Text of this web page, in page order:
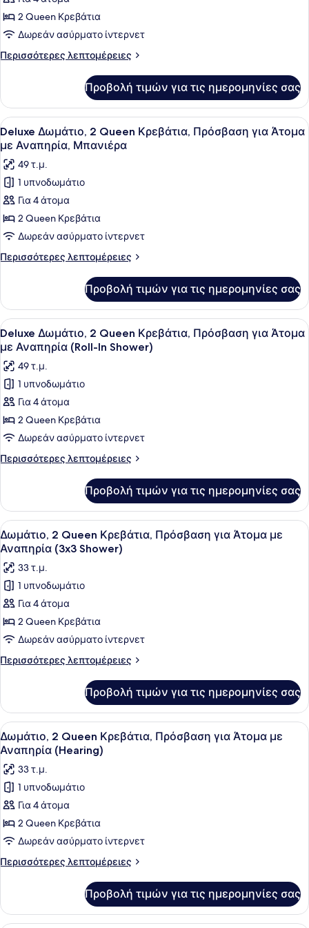
Deluxe
Δωμάτιο,
2
Queen
Καπνιστών
2 Queen Κρεβάτια
Δωρεάν ασύρματο ίντερνετ
Περισσότερες λεπτομέρειες
Περισσότερες
Δωμάτιο,
Queen
Κρεβάτια,
Μη
Καπνιστών
Προβολή τιμών για τις ημερομηνίες σας
Προβολή
όλων
των
φωτογραφιών
για
Deluxe
Δωμάτιο,
2
Queen
Κρεβάτια,
για
Άτομα
με
Αναπηρία,
Μπανιέρα
Ένα δωμάτιο ξενοδοχείου με δύο
4
Deluxe Δωμάτιο, 2 Queen Κρεβάτια, Πρόσβαση για Άτομα
με Αναπηρία, Μπανιέρα
49 τ.μ.
1 υπνοδωμάτιο
Για 4 άτομα
2 Queen Κρεβάτια
Δωρεάν ασύρματο ίντερνετ
Περισσότερες λεπτομέρειες
Περισσότερες
Δωμάτιο,
Queen
Κρεβάτια,
Πρόσβαση
για
Άτομα
με
Αναπηρία,
Μπανιέρα
Προβολή τιμών για τις ημερομηνίες σας
Προβολή
όλων
των
φωτογραφιών
για
Deluxe
Δωμάτιο,
2
Queen
Κρεβάτια,
για
Άτομα
με
Αναπηρία
(Roll-
In
Shower)
Ένα δωμάτιο ξενοδοχείου με δύο
4
Deluxe Δωμάτιο, 2 Queen Κρεβάτια, Πρόσβαση για Άτομα
με Αναπηρία (Roll-In Shower)
49 τ.μ.
1 υπνοδωμάτιο
Για 4 άτομα
2 Queen Κρεβάτια
Δωρεάν ασύρματο ίντερνετ
Περισσότερες λεπτομέρειες
Περισσότερες
Δωμάτιο,
Queen
Κρεβάτια,
Πρόσβαση
για
Άτομα
με
Αναπηρία
(Roll-
Shower)
Προβολή τιμών για τις ημερομηνίες σας
Προβολή
όλων
των
φωτογραφιών
για
Δωμάτιο,
2
Queen
Κρεβάτια,
Πρόσβαση
Άτομα
με
Αναπηρία
(3x3
Shower)
Ένα δωμάτιο ξενοδοχείου με δύο
5
Δωμάτιο, 2 Queen Κρεβάτια, Πρόσβαση για Άτομα με
Αναπηρία (3x3 Shower)
33 τ.μ.
1 υπνοδωμάτιο
Για 4 άτομα
2 Queen Κρεβάτια
Δωρεάν ασύρματο ίντερνετ
Περισσότερες λεπτομέρειες
Περισσότερες
2
Queen
Κρεβάτια,
Πρόσβαση
Άτομα
με
Αναπηρία
(3x3
Shower)
Προβολή τιμών για τις ημερομηνίες σας
Προβολή
όλων
των
φωτογραφιών
για
Δωμάτιο,
2
Queen
Κρεβάτια,
Πρόσβαση
Άτομα
με
Ένα δωμάτιο ξενοδοχείου με δύο
4
Δωμάτιο, 2 Queen Κρεβάτια, Πρόσβαση για Άτομα με
Αναπηρία (Hearing)
33 τ.μ.
1 υπνοδωμάτιο
Για 4 άτομα
2 Queen Κρεβάτια
Δωρεάν ασύρματο ίντερνετ
Περισσότερες λεπτομέρειες
Περισσότερες
2
Queen
Προβολή τιμών για τις ημερομηνίες σας